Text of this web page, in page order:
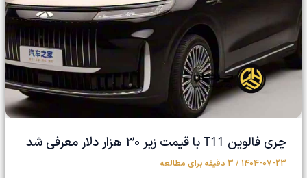
چری فالوین T11با قیمت زیر 30 هزار دلار معرفی شد
1404-07-23
/ 3 دقیقه برای مطالعه